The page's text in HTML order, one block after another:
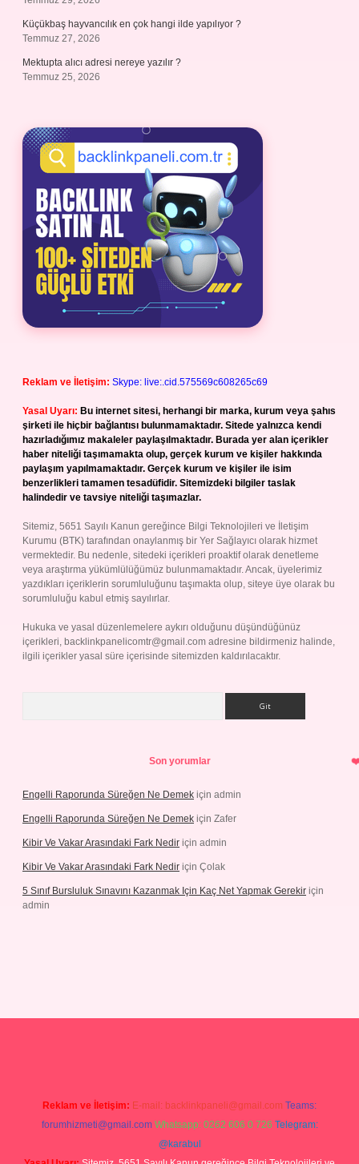
Küçükbaş hayvancılık en çok hangi ilde yapılıyor ?
Temmuz 27, 2026
Mektupta alıcı adresi nereye yazılır ?
Temmuz 25, 2026
Reklam ve İletişim: Skype: live:.cid.575569c608265c69
Yasal Uyarı: Bu internet sitesi, herhangi bir marka, kurum veya şahıs
şirketi ile hiçbir bağlantısı bulunmamaktadır. Sitede yalnızca kendi
hazırladığımız makaleler paylaşılmaktadır. Burada yer alan içerikler
haber niteliği taşımamakta olup, gerçek kurum ve kişiler hakkında
paylaşım yapılmamaktadır. Gerçek kurum ve kişiler ile isim
benzerlikleri tamamen tesadüfidir. Sitemizdeki bilgiler taslak
halindedir ve tavsiye niteliği taşımazlar.
Sitemiz, 5651 Sayılı Kanun gereğince Bilgi Teknolojileri ve İletişim
Kurumu (BTK) tarafından onaylanmış bir Yer Sağlayıcı olarak hizmet
vermektedir. Bu nedenle, sitedeki içerikleri proaktif olarak denetleme
veya araştırma yükümlülüğümüz bulunmamaktadır. Ancak, üyelerimiz
yazdıkları içeriklerin sorumluluğunu taşımakta olup, siteye üye olarak bu
sorumluluğu kabul etmiş sayılırlar.
Hukuka ve yasal düzenlemelere aykırı olduğunu düşündüğünüz
içerikleri, backlinkpanelicomtr@gmail.com adresine bildirmeniz halinde,
ilgili içerikler yasal süre içerisinde sitemizden kaldırılacaktır.
Son yorumlar
Engelli Raporunda Süreğen Ne Demek için admin
Engelli Raporunda Süreğen Ne Demek için Zafer
Kibir Ve Vakar Arasındaki Fark Nedir için admin
Kibir Ve Vakar Arasındaki Fark Nedir için Çolak
5 Sınıf Bursluluk Sınavını Kazanmak Için Kaç Net Yapmak Gerekir için
admin
Reklam ve İletişim: E-mail: backlinkpaneli@gmail.com Teams:
forumhizmeti@gmail.com Whatsapp: 0262 606 0 726 Telegram:
@karabul